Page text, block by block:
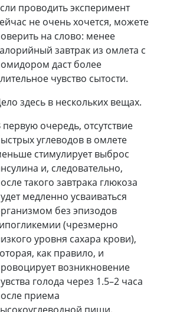
проводить эксперимент
не очень хочется, можете
на слово: менее
завтрак из омлета с
даст более
чувство сытости.
здесь в нескольких вещах.
первую очередь, отсутствие
углеводов в омлете
стимулирует выброс
и, следовательно,
такого завтрака глюкоза
медленно усваиваться
без эпизодов
(чрезмерно
уровня сахара крови),
как правило, и
возникновение
голода через 1.5–2 часа
приема